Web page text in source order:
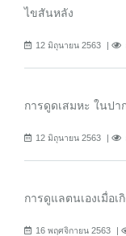
ไขสันหลัง
12 มิถุนายน 2563
การดูดเสมหะ ในปา
12 มิถุนายน 2563
การดูแลตนเองเมื่อเ
16 พฤศจิกายน 2563